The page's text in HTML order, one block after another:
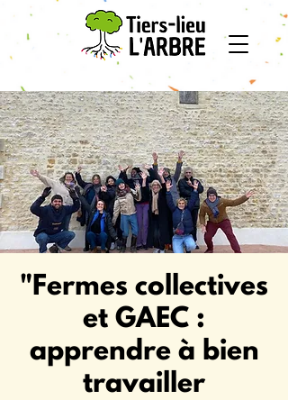
"Fermes collectives
et GAEC :
apprendre à bien
travailler